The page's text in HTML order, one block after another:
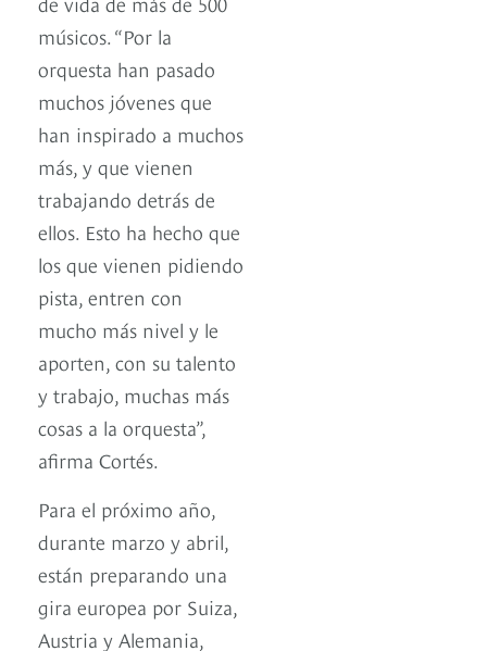
músicos. “Por la
orquesta han pasado
muchos jóvenes que
han inspirado a muchos
más, y que vienen
trabajando detrás de
ellos. Esto ha hecho que
los que vienen pidiendo
pista, entren con
mucho más nivel y le
aporten, con su talento
y trabajo, muchas más
cosas a la orquesta”,
afirma Cortés.
Para el próximo año,
durante marzo y abril,
están preparando una
gira europea por Suiza,
Austria y Alemania,